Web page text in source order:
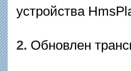
устройства
2. Обновлен